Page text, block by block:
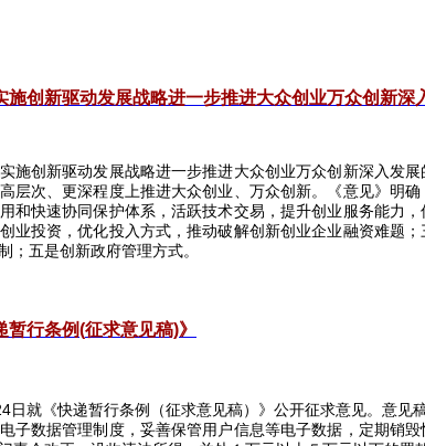
施创新驱动发展战略进一步推进大众创业万众创新深
施创新驱动发展战略进一步推进大众创业万众创新深入发
层次、更深程度上推进大众创业、万众创新。《意见》明
和快速协同保护体系，活跃技术交易，提升创业服务能力
业投资，优化投入方式，推动破解创新创业企业融资难题
；五是创新政府管理方式。
暂行条例(征求意见稿)》
日就《快递暂行条例（征求意见稿）》公开征求意见。意
子数据管理制度，妥善保管用户信息等电子数据，定期销